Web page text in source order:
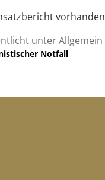
vorhanden
unterAllgemein
Notfall